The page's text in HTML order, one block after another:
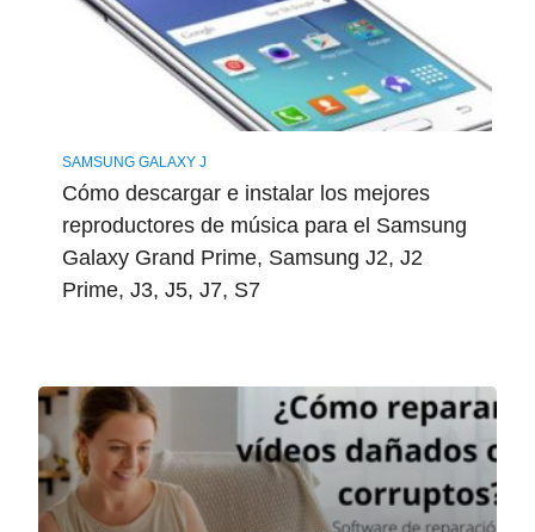
SAMSUNG GALAXY J
Cómo descargar e instalar los mejores
reproductores de música para el Samsung
Galaxy Grand Prime, Samsung J2, J2
Prime, J3, J5, J7, S7